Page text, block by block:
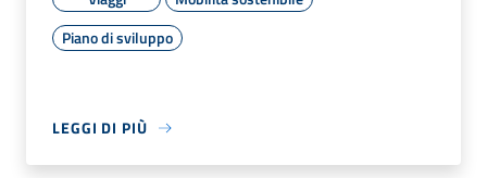
Piano di sviluppo
LEGGI DI PIÙ